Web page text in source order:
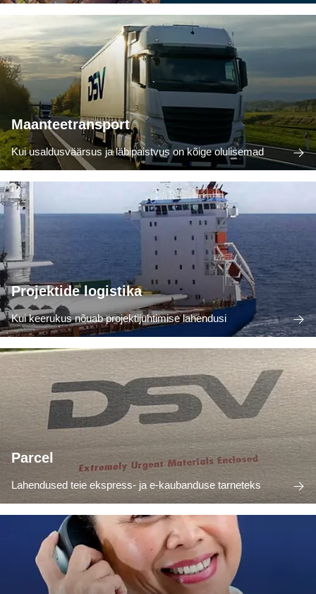
Maanteetransport
Kui usaldusväärsus ja läbipaistvus on kõige olulisemad
Projektide logistika
Kui keerukus nõuab projektijuhtimise lahendusi
Parcel
Lahendused teie ekspress- ja e-kaubanduse tarneteks